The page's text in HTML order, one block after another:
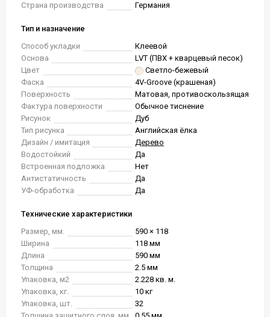
Страна производства
Германия
Тип и назначение
Способ укладки
Клеевой
Основа
LVT (ПВХ + кварцевый песок)
Цвет
Светло-бежевый
Фаска
4V-Groove (крашеная)
Поверхность
Матовая, противоскользящая
Фактура поверхности
Обычное тиснение
Рисунок
Дуб
Тип рисунка
Английская ёлка
Дизайн / имитация
Дерево
Водостойкий
Да
Встроенная подложка
Нет
Антистатичность
Да
УФ-обработка
Да
Технические характеристики
Размер, мм.
590 × 118
Ширина
118 мм
Длина
590 мм
Толщина
2.5 мм
Упаковка, м2
2.228 кв. м.
Упаковка, кг.
10 кг
Упаковка, шт.
32